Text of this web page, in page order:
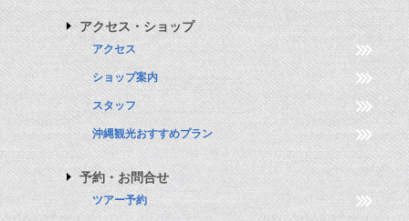
アクセス・ショップ
アクセス
ショップ案内
スタッフ
沖縄観光おすすめプラン
予約・お問合せ
ツアー予約